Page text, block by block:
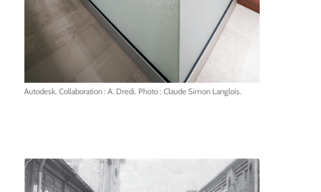
Autodesk. Collaboration : A. Dredi. Photo : Claude Simon Langlois.